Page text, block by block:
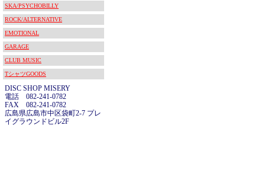
SKA/PSYCHOBILLY
ROCK/ALTERNATIVE
EMOTIONAL
GARAGE
CLUB MUSIC
TシャツGOODS
DISC SHOP MISERY
電話 082-241-0782
FAX 082-241-0782
広島県広島市中区袋町2-7 プレ
イグラウンドビル2F